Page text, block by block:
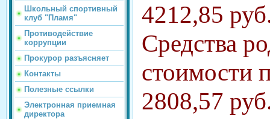
Школьный спортивный
клуб "Пламя"
Противодействие
коррупции
Прокурор разъясняет
Контакты
Полезные ссылки
Электронная приемная
директора
4212,85
Средства
стоимости
2808,57